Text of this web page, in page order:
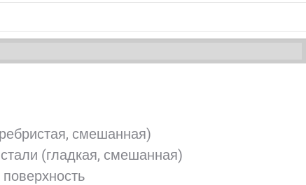
смешанная)
(гладкая, смешанная)